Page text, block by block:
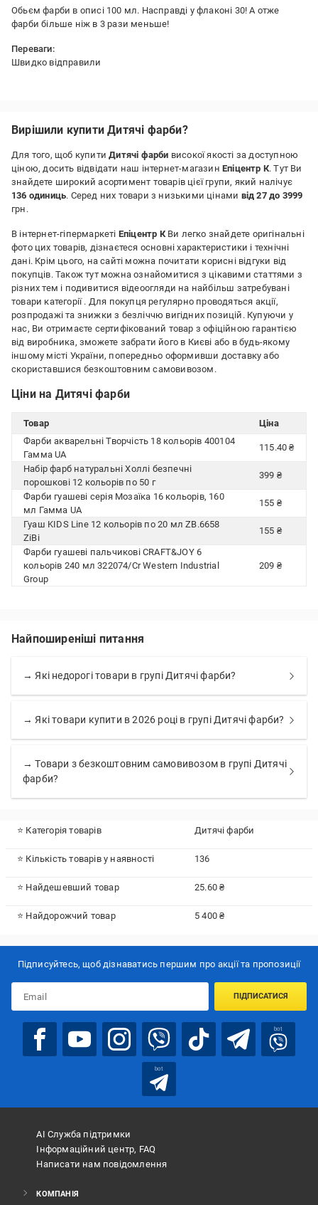
Обьєм фарби в описі 100 мл. Насправді у флаконі 30! А отже
фарби більше ніж в 3 рази меньше!
Переваги:
Швидко відправили
Вирішили купити Дитячі фарби?
Для того, щоб купитиДитячі фарби високої якості за доступною
ціною, досить відвідати наш інтернет-магазин Епіцентр К. Тут Ви
знайдете широкий асортимент товарів цієї групи, який налічує
136 одиниць. Серед них товари з низькими цінами від 27 до 3999
грн.
В інтернет-гіпермаркеті Епіцентр КВи легко знайдете оригінальні
фото цих товарів, дізнаєтеся основні характеристики і технічні
дані. Крім цього, на сайті можна почитати корисні відгуки від
покупців. Також тут можна ознайомитися з цікавими статтями з
різних тем і подивитися відеоогляди на найбільш затребувані
товари категорії . Для покупця регулярно проводяться акції,
розпродажі та знижки з безліччю вигідних позицій. Купуючи у
нас, Ви отримаєте сертифікований товар з офіційною гарантією
від виробника, зможете забрати його в Києві або в будь-якому
іншому місті України, попередньо оформивши доставку або
скориставшися безкоштовним самовивозом.
Ціни на Дитячі фарби
Товар
Ціна
Фарби акварельні Творчість 18 кольорів 400104
Гамма UA
115.40 ₴
Набір фарб натуральні Холлі безпечні
порошкові 12 кольорів по 50 г
399 ₴
Фарби гуашеві серія Мозаїка 16 кольорів, 160
мл Гамма UA
155 ₴
Гуаш KIDS Line 12 кольорів по 20 мл ZB.6658
ZiBi
155 ₴
Фарби гуашеві пальчикові CRAFT&JOY 6
кольорів 240 мл 322074/Cr Western Industrial
Group
209 ₴
Найпоширеніші питання
→ Які недорогі товари в групі Дитячі фарби?
→ Які товари купити в 2026 році в групі Дитячі фарби?
→ Товари з безкоштовним самовивозом в групі Дитячі
фарби?
⭐ Категорія товарів Дитячі фарби
⭐ Кількість товарів у наявності 136
⭐ Найдешевший товар 25.60 ₴
⭐ Найдорожчий товар 5 400 ₴
Підписуйтесь, щоб дізнаватись першим про акції та пропозиції
ПІДПИСАТИСЯ
bot
bot
АІ Служба підтримки
Інформаційний центр, FAQ
Написати нам повідомлення
КОМПАНІЯ